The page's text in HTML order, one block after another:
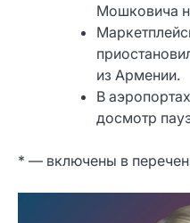
Мошковича
из Армении.
В
досмотр
* — включены в